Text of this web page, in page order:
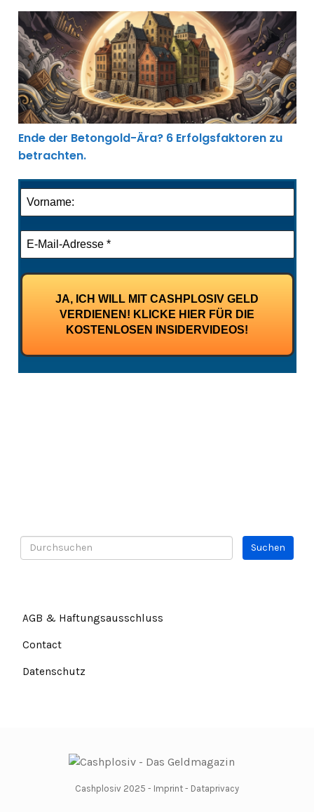
Ende der Betongold-Ära? 6 Erfolgsfaktoren zu
Ende der Betongold-Ära? 6 Erfolgsfaktoren zu
betrachten.
AGB & Haftungsausschluss
Contact
Datenschutz
Cashplosiv 2025 - Imprint - Dataprivacy